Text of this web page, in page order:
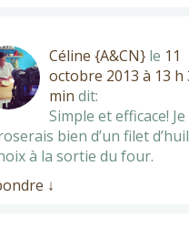
Céline {A&CN} le 11
octobre 2013 à 13 h
min dit:
Simple et efficace! Je
bien d’un filet
à la sortie du four.
↓